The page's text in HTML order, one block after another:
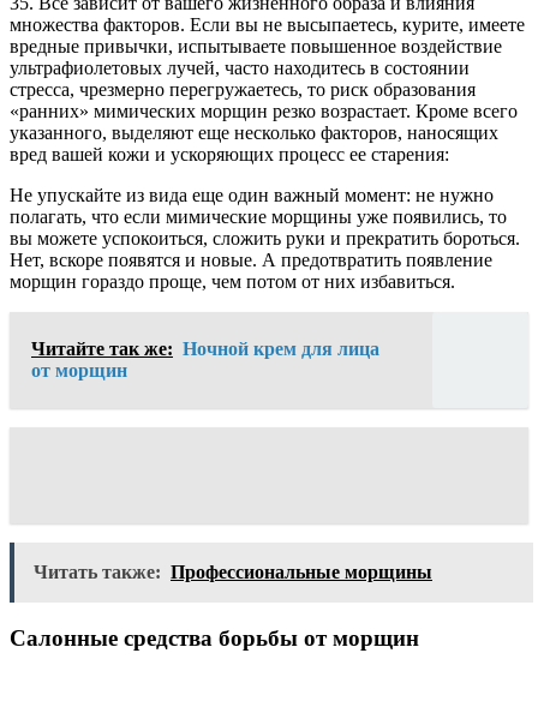
множества факторов. Если вы не высыпаетесь, курите, имеете
вредные привычки, испытываете повышенное воздействие
ультрафиолетовых лучей, часто находитесь в состоянии
стресса, чрезмерно перегружаетесь, то риск образования
«ранних» мимических морщин резко возрастает. Кроме всего
указанного, выделяют еще несколько факторов, наносящих
вред вашей кожи и ускоряющих процесс ее старения:
Не упускайте из вида еще один важный момент: не нужно
полагать, что если мимические морщины уже появились, то
вы можете успокоиться, сложить руки и прекратить бороться.
Нет, вскоре появятся и новые. А предотвратить появление
морщин гораздо проще, чем потом от них избавиться.
Читайте так же: Ночной крем для лица
от морщин
Читать также: Профессиональные морщины
Салонные средства борьбы от морщин